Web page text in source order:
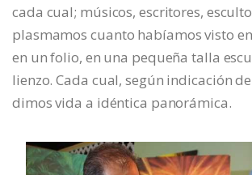
cada cual; músicos, escritores,
plasmamos cuanto habíamos visto
en un folio, en una pequeña talla
lienzo. Cada cual, según indicación
dimos vida a idéntica panorámica.